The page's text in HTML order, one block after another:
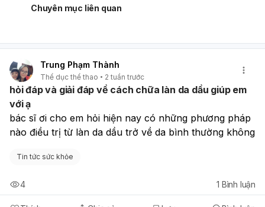
tăng thời gian hoạt động ngoài trời, ăn uống đủ chất và
tăng độ cận.
Chuyên mục liên quan
Trung Phạm Thành
Thể dục thể thao 2 tuần trước
hỏi đáp và giải đáp về cách chữa làn da dầu giúp em
với ạ
bác sĩ ơi cho em hỏi hiện nay có những phương pháp
nào điều trị từ làn da dầu trở về da bình thường không
Tin tức sức khỏe
4 1 Bình luận